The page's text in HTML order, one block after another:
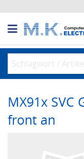
MX91x SVC
front an